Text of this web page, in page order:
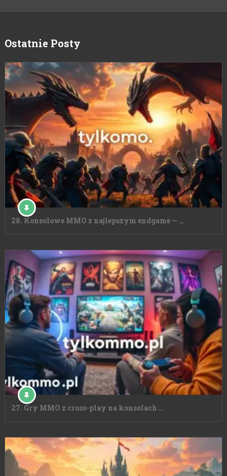
Ostatnie Posty
28. Konsolowe MMO z najlepszym endgame — …
27. Gry MMO z cross-play na konsolach …